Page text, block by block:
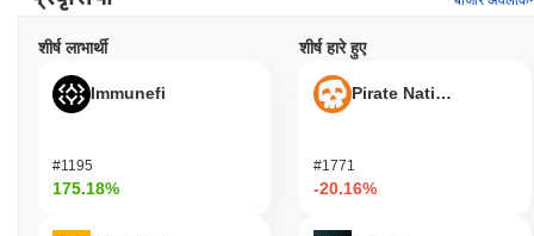
शीर्ष लाभार्थी
Immunefi
#1195
175.18%
शीर्ष हारे हुए
Pirate Nation Token
#1771
-20.16%